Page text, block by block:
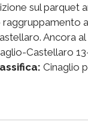
sul parquet
Ancora
Castellaro
Cinaglio